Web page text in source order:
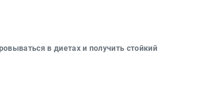
в диетах и получить стойкий